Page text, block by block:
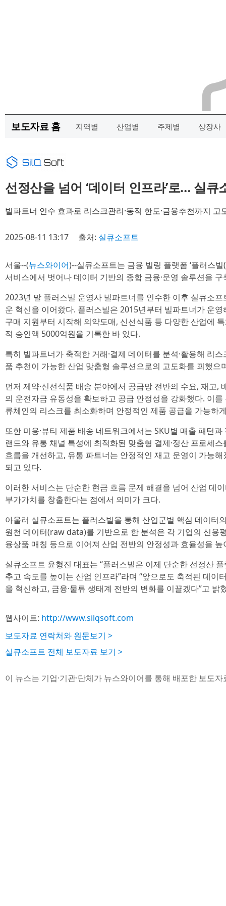
보도자료 홈 지역별 산업별 주제별 상장사
선정산을 넘어 ‘데이터 인프라’로… 실
빌파트너 인수 효과로 리스크관리·동적 한도·금융추천까지 고
2025-08-11 13:17 출처: 실큐소프트
서울--(뉴스와이어)--실큐소프트는 금융 빌링 플랫폼 ‘플러스
서비스에서 벗어나 데이터 기반의 종합 금융·운영 솔루션을
2023년 말 플러스빌 운영사 빌파트너를 인수한 이후 실큐소
운 혁신을 이어왔다. 플러스빌은 2015년부터 빌파트너가 운
구매 지원부터 시작해 의약도매, 신선식품 등 다양한 산업에
적 승인액 5000억원을 기록한 바 있다.
특히 빌파트너가 축적한 거래·결제 데이터를 분석·활용해 리
품 추천이 가능한 산업 맞춤형 솔루션으로의 고도화를 꾀했으
먼저 제약·신선식품 배송 분야에서 공급망 전반의 수요, 재고,
의 운전자금 유동성을 확보하고 공급 안정성을 강화했다. 이
류체인의 리스크를 최소화하며 안정적인 제품 공급을 가능하
또한 미용·뷰티 제품 배송 네트워크에서는 SKU별 매출 패턴
랜드와 유통 채널 특성에 최적화된 맞춤형 결제·정산 프로세
흐름을 개선하고, 유통 파트너는 안정적인 재고 운영이 가능
되고 있다.
이러한 서비스는 단순한 현금 흐름 문제 해결을 넘어 산업 데
부가가치를 창출한다는 점에서 의미가 크다.
아울러 실큐소프트는 플러스빌을 통해 산업군별 핵심 데이터
원천 데이터(raw data)를 기반으로 한 분석은 각 기업의 신용
융상품 매칭 등으로 이어져 산업 전반의 안정성과 효율성을 높
실큐소프트 윤형진 대표는 “플러스빌은 이제 단순한 선정산
추고 속도를 높이는 산업 인프라”라며 “앞으로도 축적된 데이
을 혁신하고, 금융·물류 생태계 전반의 변화를 이끌겠다”고 밝
웹사이트: http://www.silqsoft.com
보도자료 연락처와 원문보기 >
실큐소프트 전체 보도자료 보기 >
이 뉴스는 기업·기관·단체가 뉴스와이어를 통해 배포한 보도